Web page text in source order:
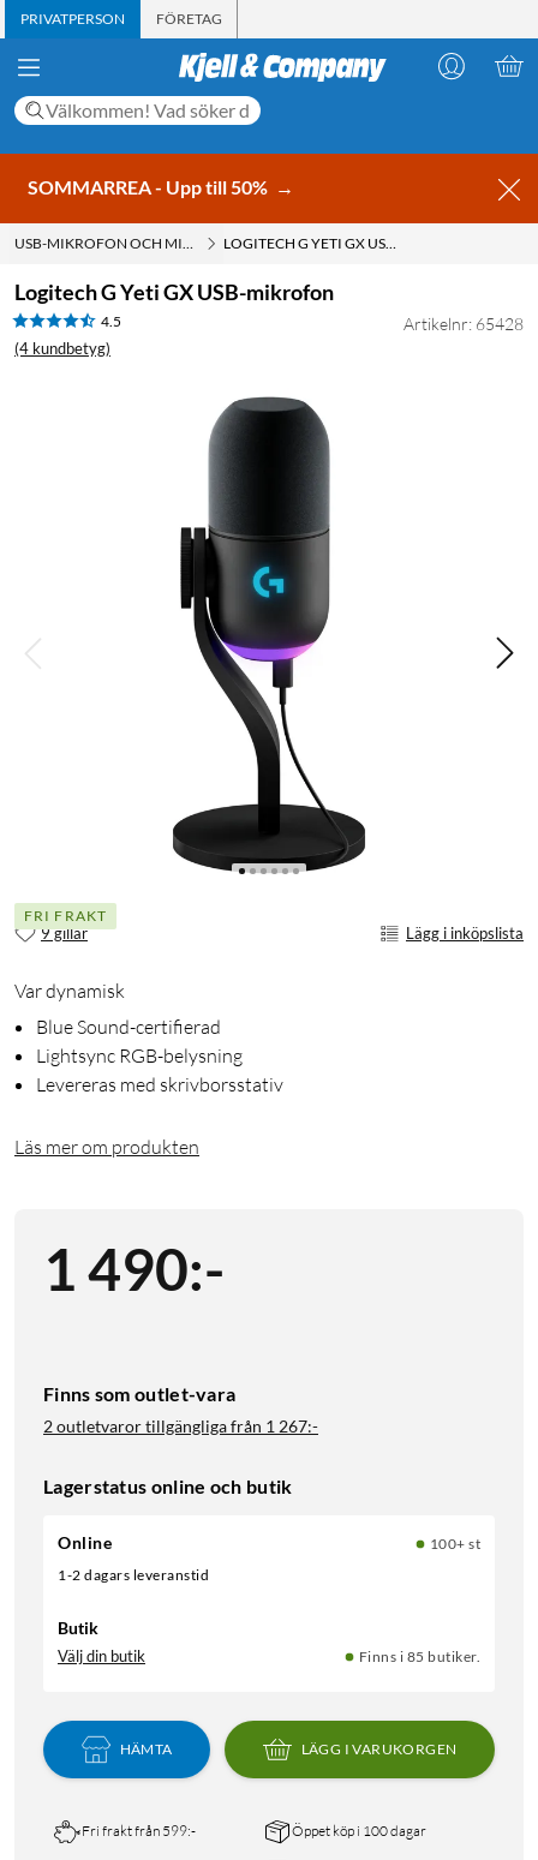
PRIVATPERSON FÖRETAG
SOMMARREA - Upp till 50% →
USB-MIKROFON OCH MIKROFON TILL DATOR LOGITECH G YETI GX USB-MIKROFON
Logitech G Yeti GX USB-mikrofon
4.5
(4 kundbetyg)
Artikelnr: 65428
FRI FRAKT
9 gillar Lägg i inköpslista
Var dynamisk
Blue Sound-certifierad
Lightsync RGB-belysning
Levereras med skrivborsstativ
Läs mer om produkten
1 490:-
Finns som outlet-vara
2 outletvaror tillgängliga från 1 267:-
Lagerstatus online och butik
Online
100+ st
1-2 dagars leveranstid
Butik
Välj din butik Finns i 85 butiker.
HÄMTA LÄGG I VARUKORGEN
Fri frakt från 599:- Öppet köp i 100 dagar